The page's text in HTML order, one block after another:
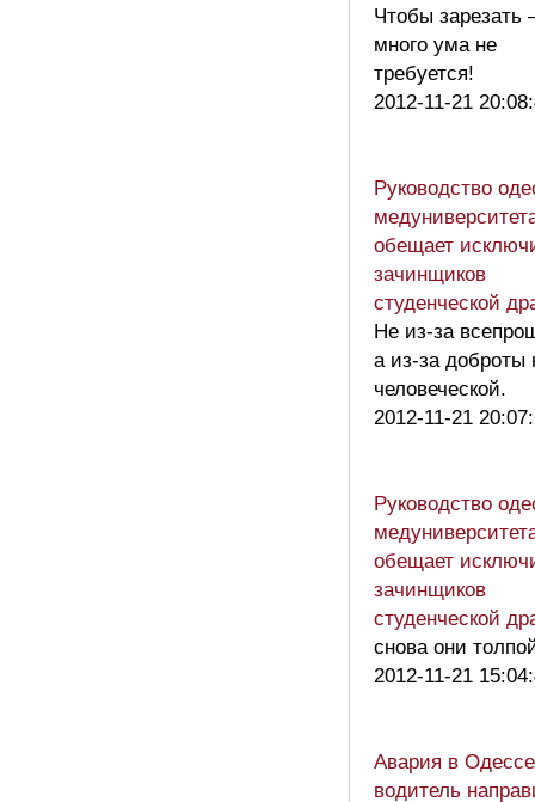
Чтобы зарезать
много ума не
требуется!
2012-11-21
Руководство
обещает
зачинщиков
студенческой
Не из-за
а из-за доброты
человеческой.
2012-11-21
Руководство
обещает
зачинщиков
студенческой
снова они
2012-11-21
Авария в
водитель